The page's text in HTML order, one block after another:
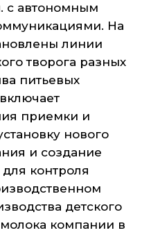
с автономным
На
линии
творога разных
питьевых
приемки и
нового
и создание
контроля
детского
компании в